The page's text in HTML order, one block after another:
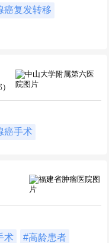
癌复发转移
癌手术
术
#高龄患者